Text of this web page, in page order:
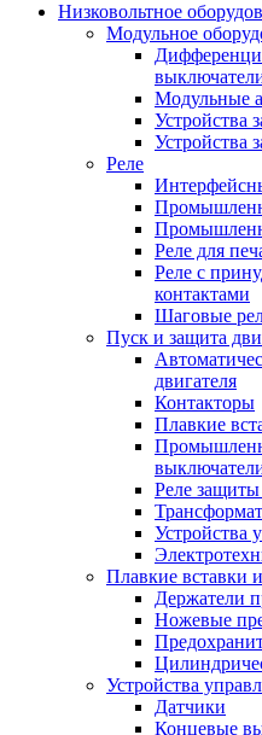
Низковольтное
Модульное
Модульные
Устройства
Устройства
Реле
Реле для
Реле с
контактами
Шаговые
Пуск и защита
двигателя
Контакторы
Плавкие
Реле защиты
Устройства
Плавкие вставки
Держатели
Ножевые
Устройства
Датчики
Концевые